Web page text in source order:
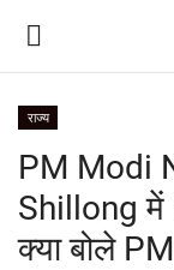
देश
मध्य प्रदेश
राज्य
PM Modi
Shillong में
क्या बोले